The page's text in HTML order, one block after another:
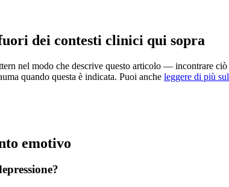
dei contesti clinici qui sopra
nel modo che descrive questo articolo — incontrare
quando questa è indicata. Puoi anche leggere di più
emotivo